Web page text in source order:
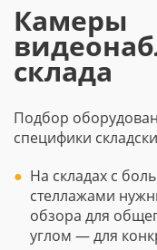
Камеры
склада
Подбор
специфики
На складах с
стеллажами
обзора для
углом — для